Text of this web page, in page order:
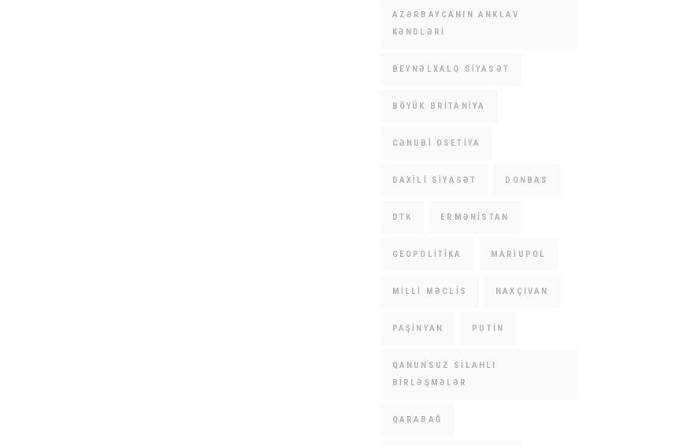
AZƏRBAYCANIN ANKLAV
KƏNDLƏRI
BEYNƏLXALQ SIYASƏT
BÖYÜK BRITANIYA
CƏNUBI OSETIYA
DAXILI SIYASƏT DONBAS
DTK ERMƏNISTAN
GEOPOLITIKA MARIUPOL
MILLI MƏCLIS NAXÇIVAN
PAŞINYAN PUTIN
QANUNSUZ SILAHLI
BIRLƏŞMƏLƏR
QARABAĞ